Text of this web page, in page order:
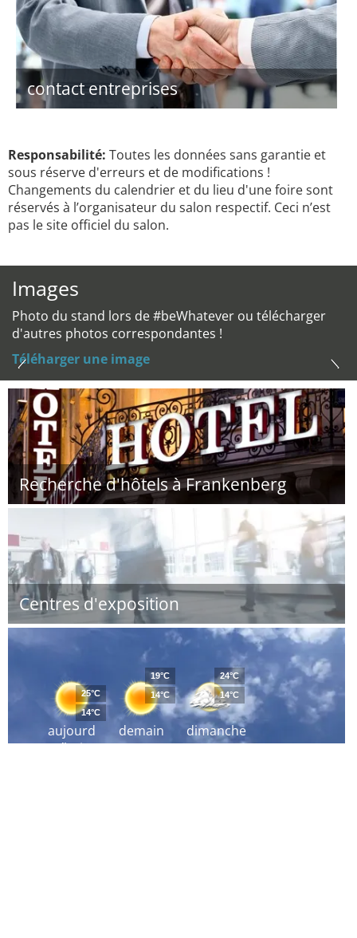
contact entreprises
Responsabilité: Toutes les données sans garantie et
sous réserve d'erreurs et de modifications !
Changements du calendrier et du lieu d'une foire sont
réservés à l’organisateur du salon respectif. Ceci n’est
pas le site officiel du salon.
Images
Photo du stand lors de #beWhatever ou télécharger
d'autres photos correspondantes !
Téléharger une image
Recherche d'hôtels à Frankenberg
Centres d'exposition
aujourd
´hui
25°C
14°C
demain
19°C
14°C
dimanche
24°C
14°C